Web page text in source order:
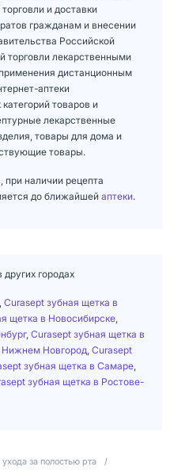
и доставки
гражданам и внесении
Российской
торговли лекарственными
дистанционным
аптеки
товаров и
лекарственные
товары для дома и
товары.
при наличии рецепта
до ближайшей аптеки.
городах
Curasept зубная щетка в
щетка в Новосибирске
, Curasept зубная щетка в
Нижнем Новгород Curasept
зубная щетка в Самаре
зубная щетка в Ростове-
за полостью рта
/